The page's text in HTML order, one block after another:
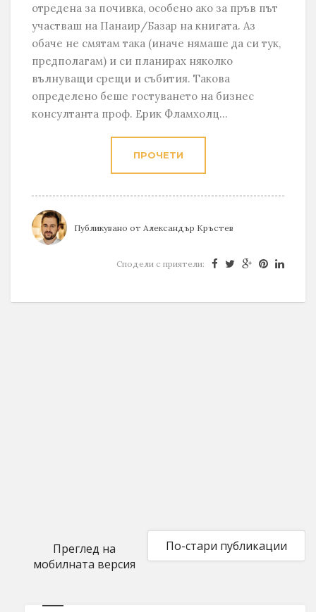
отредена за почивка, особено ако за пръв път
участваш на Панаир/Базар на книгата. Аз
обаче не смятам така (иначе нямаше да си тук,
предполагам) и си планирах няколко
вълнуващи срещи и събития. Такова
определено беше гостуването на бизнес
консултанта проф. Ерик Фламхолц...
ПРОЧЕТИ
Публикувано от Александър Кръстев
Сподели с приятели:
По-стари публикации
Преглед на
мобилната версия